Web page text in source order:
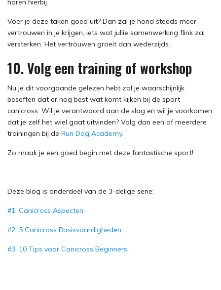
horen hierbij.
Voer je deze taken goed uit? Dan zal je hond steeds meer
vertrouwen in je krijgen, iets wat jullie samenwerking flink zal
versterken. Het vertrouwen groeit dan wederzijds.
10. Volg een training of workshop
Nu je dit voorgaande gelezen hebt zal je waarschijnlijk
beseffen dat er nog best wat komt kijken bij de sport
canicross. Wil je verantwoord aan de slag en wil je voorkomen
dat je zelf het wiel gaat uitvinden? Volg dan een of meerdere
trainingen bij de Run Dog Academy.
Zo maak je een goed begin met deze fantastische sport!
Deze blog is onderdeel van de 3-delige serie:
#1. Canicross Aspecten
#2. 5 Canicross Basisvaardigheden
#3. 10 Tips voor Canicross Beginners